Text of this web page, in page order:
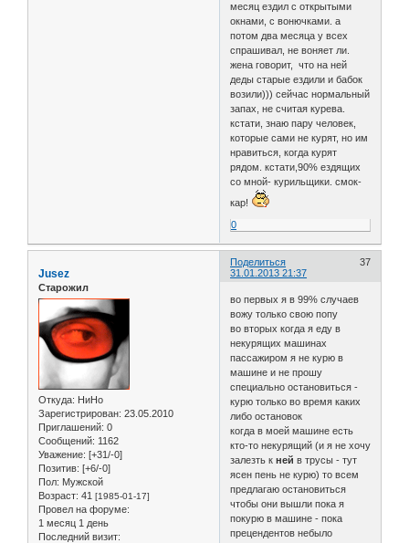
месяц ездил с открытыми
окнами, с вонючками. а
потом два месяца у всех
спрашивал, не воняет ли.
жена говорит, что на ней
деды старые ездили и бабок
возили))) сейчас нормальный
запах, не считая курева.
кстати, знаю пару человек,
которые сами не курят, но им
нравиться, когда курят
рядом. кстати,90% ездящих
со мной- курильщики. смок-
кар!
0
Поделиться
37
31.01.2013 21:37
Jusez
Старожил
Откуда: НиНо
Зарегистрирован: 23.05.2010
Приглашений: 0
Сообщений: 1162
Уважение: [+31/-0]
Позитив: [+6/-0]
Пол: Мужской
Возраст: 41 [1985-01-17]
Провел на форуме:
1 месяц 1 день
Последний визит:
во первых я в 99% случаев
вожу только свою попу
во вторых когда я еду в
некурящих машинах
пассажиром я не курю в
машине и не прошу
специально остановиться -
курю только во время каких
либо остановок
когда в моей машине есть
кто-то некурящий (и я не хочу
залезть кней в трусы - тут
ясен пень не курю) то всем
предлагаю остановиться
чтобы они вышли пока я
покурю в машине - пока
прецендентов небыло